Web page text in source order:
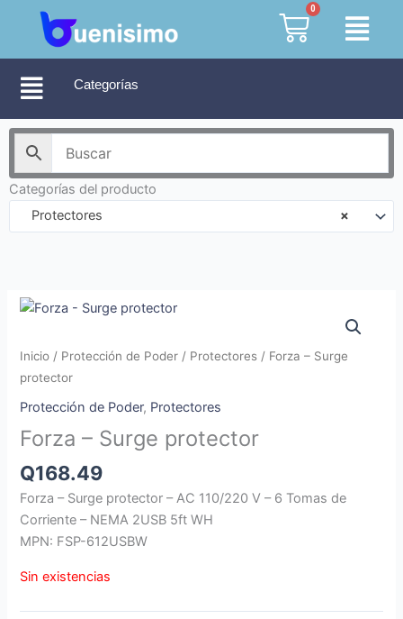
contenido
0
Cart
Categorías
Categorías del producto
×
Protectores
Inicio / Protección de Poder / Protectores / Forza – Surge
protector
Protección de Poder, Protectores
Forza – Surge protector
Q168.49
Forza – Surge protector – AC 110/220 V – 6 Tomas de
Corriente – NEMA 2USB 5ft WH
MPN: FSP-612USBW
Sin existencias